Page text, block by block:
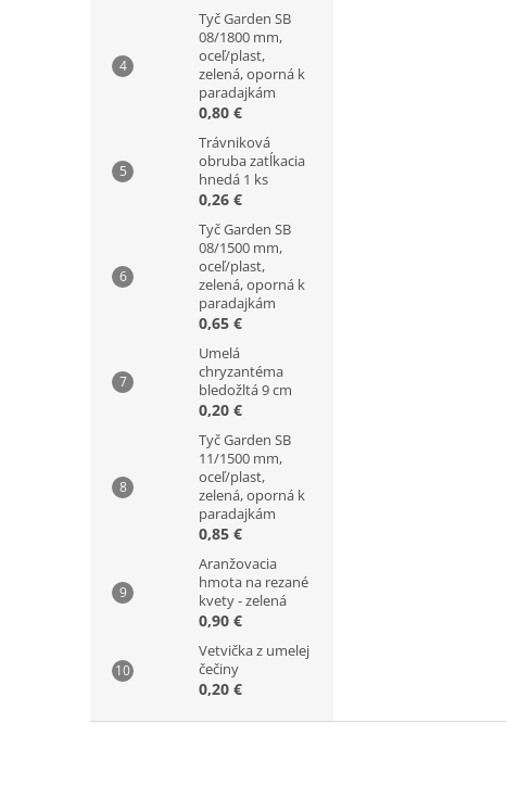
Tyč Garden SB
08/1800 mm,
oceľ/plast,
zelená, oporná k
paradajkám
0,80 €
Trávniková
obruba zatĺkacia
hnedá 1 ks
0,26 €
Tyč Garden SB
08/1500 mm,
oceľ/plast,
zelená, oporná k
paradajkám
0,65 €
Umelá
chryzantéma
bledožltá 9 cm
0,20 €
Tyč Garden SB
11/1500 mm,
oceľ/plast,
zelená, oporná k
paradajkám
0,85 €
Aranžovacia
hmota na rezané
kvety - zelená
0,90 €
Vetvička z umelej
čečiny
0,20 €